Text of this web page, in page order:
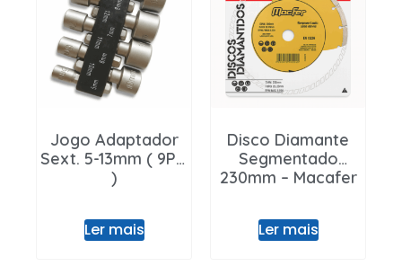
Jogo Adaptador
Sext. 5-13mm ( 9PÇ
)
Ler mais
Disco Diamante
Segmentado
230mm – Macafer
Ler mais